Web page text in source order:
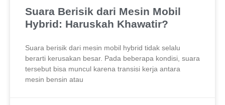
Suara Berisik dari Mesin Mobil
Hybrid: Haruskah Khawatir?
Suara berisik dari mesin mobil hybrid tidak selalu
berarti kerusakan besar. Pada beberapa kondisi, suara
tersebut bisa muncul karena transisi kerja antara
mesin bensin atau